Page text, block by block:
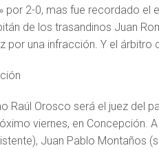
por 2-0, mas fue recordado el
de los trasandinos Juan
por una infracción. Y el árbitro
Raúl Orosco será el juez del
viernes, en Concepción.
Juan Pablo Montaños